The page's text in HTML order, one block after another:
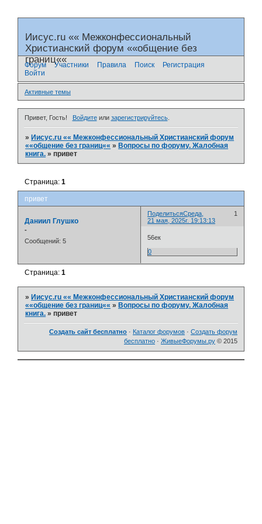
Иисус.ru «« Межконфессиональный
Христианский форум ««общение без
границ««
Форум Участники Правила Поиск
Регистрация
Войти
Активные темы
Привет, Гость! Войдитеили зарегистрируйтесь.
»Иисус.ru «« Межконфессиональный Христианский форум
««общение без границ«« »Вопросы по форуму. Жалобная
книга. »привет
привет
Страница:1
Поделиться 1
Среда,
21 мая, 2025г. 19:13:13
Даниил Глушко
-
Сообщений: 5
56ек
0
Страница:1
»Иисус.ru «« Межконфессиональный Христианский форум
««общение без границ«« »Вопросы по форуму. Жалобная
книга. »привет
Создать сайт бесплатно · Каталог форумов · Создать форум
бесплатно · ЖивыеФорумы.ру © 2015